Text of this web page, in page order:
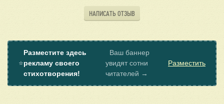
НАПИСАТЬ ОТЗЫВ
⭐
Разместите здесь
рекламу своего
стихотворения!
Ваш баннер
увидят сотни
читателей →
Разместить